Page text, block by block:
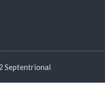
Septentrional